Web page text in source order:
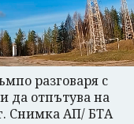
разговаря с
да отпътува на
Снимка АП/ БТА